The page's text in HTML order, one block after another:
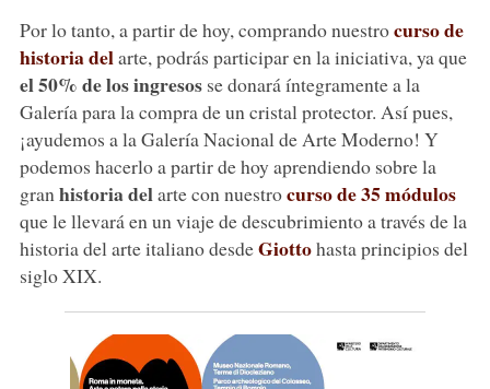
Por lo tanto, a partir de hoy, comprando nuestrocurso de
historia delarte, podrás participar en la iniciativa, ya que
el 50% de los ingresosse donará íntegramente a la
Galería para la compra de un cristal protector. Así pues,
¡ayudemos a la Galería Nacional de Arte Moderno! Y
podemos hacerlo a partir de hoy aprendiendo sobre la
gran historia delarte con nuestrocurso de 35 módulos
que le llevará en un viaje de descubrimiento a través de la
historia del arte italiano desdeGiottohasta principios del
siglo XIX.